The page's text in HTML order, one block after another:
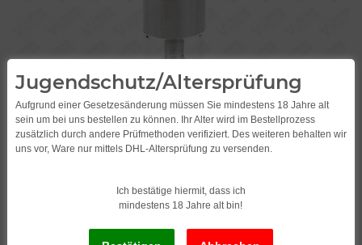
Jugendschutz/Altersprüfung
Aufgrund einer Gesetzesänderung müssen Sie mindestens 18 Jahre alt
sein um bei uns bestellen zu können. Ihr Alter wird im Bestellprozess
zusätzlich durch andere Prüfmethoden verifiziert. Des weiteren behalten wir
uns vor, Ware nur mittels DHL-Altersprüfung zu versenden.
Ich bestätige hiermit, dass ich
mindestens 18 Jahre alt bin!